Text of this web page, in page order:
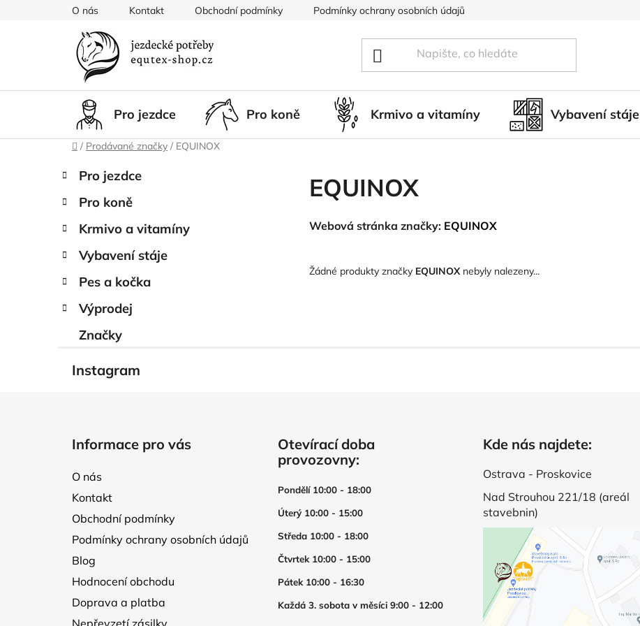
O nás Kontakt Obchodní podmínky Podmínky ochrany osobních údajů
Pro jezdce Pro koně Krmivo a vitamíny Vybavení stáje
Domů
/ Prodávané značky / EQUINOX
P
s
t
a
n
Přeskočit
kategorie
K
a
g
e
Pro jezdce
Pro koně
Krmivo a vitamíny
Vybavení stáje
Pes a kočka
Výprodej
Značky
EQUINOX
Webová stránka značky: EQUINOX
Žádné produkty značky EQUINOXnebyly nalezeny...
Instagram
Informace pro vás
O nás
Kontakt
Obchodní podmínky
Podmínky ochrany osobních údajů
Blog
Hodnocení obchodu
Doprava a platba
Nepřevzetí zásilky
Otevírací doba
provozovny:
Pondělí 10:00 - 18:00
Úterý 10:00 - 15:00
Středa 10:00 - 18:00
Čtvrtek 10:00 - 15:00
Pátek 10:00 - 16:30
Každá 3. sobota v měsíci 9:00 - 12:00
Kde nás najdete:
Ostrava - Proskovice
Nad Strouhou 221/18 (areál
stavebnin)